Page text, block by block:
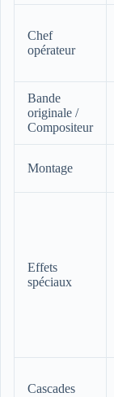
Chef
opérateur
Bande
originale /
Compositeur
Montage
Effets
spéciaux
Cascades